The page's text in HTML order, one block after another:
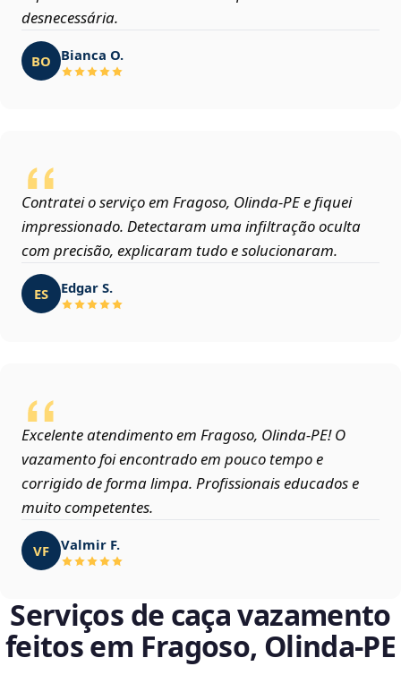
desnecessária.
BO Bianca O.
Contratei o serviço em Fragoso, Olinda‑PE e fiquei
impressionado. Detectaram uma infiltração oculta
com precisão, explicaram tudo e solucionaram.
ES Edgar S.
Excelente atendimento em Fragoso, Olinda‑PE! O
vazamento foi encontrado em pouco tempo e
corrigido de forma limpa. Profissionais educados e
muito competentes.
VF Valmir F.
Serviços de caça vazamento
feitos em Fragoso, Olinda‑PE